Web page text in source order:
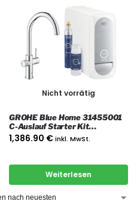
Nicht vorrätig
GROHE Blue Home 31455001
C-Auslauf Starter Kit
Trinkwassersystem, Chrom
1,386.90 €inkl. MwSt.
Weiterlesen